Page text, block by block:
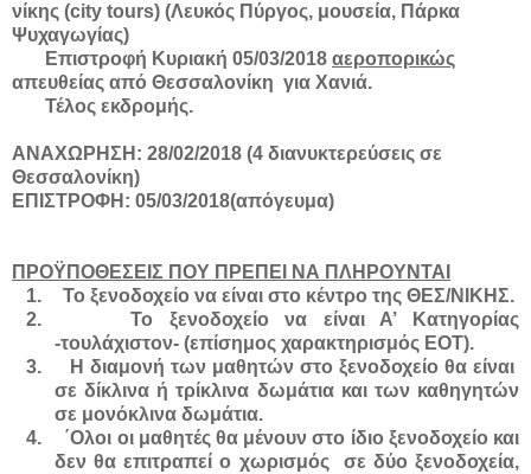
νίκης (city tours) (Λευκός Πύργος, μουσεία, Πάρκα
Ψυχαγωγίας)
Eπιστροφή Κυριακή 05/03/2018 αεροπορικώς
απευθείας από Θεσσαλονίκη για Χανιά.
Τέλος εκδρομής.
ΑΝΑΧΩΡΗΣΗ: 28/02/2018 (4 διανυκτερεύσεις σε
Θεσσαλονίκη)
ΕΠΙΣΤΡΟΦΗ: 05/03/2018(απόγευμα)
ΠΡΟΫΠΟΘΕΣΕΙΣ ΠΟΥ ΠΡΕΠΕΙ ΝΑ ΠΛΗΡΟΥΝΤΑΙ
1.
Το ξενοδοχείο να είναι στο κέντρο της ΘΕΣ/ΝΙΚΗΣ.
2.
Το ξενοδοχείο να είναι Α’ Κατηγορίας
-τουλάχιστον- (επίσημος χαρακτηρισμός ΕΟΤ).
3.
Η διαμονή των μαθητών στο ξενοδοχείο θα είναι
σε δίκλινα ή τρίκλινα δωμάτια και των καθηγητών
σε μονόκλινα δωμάτια.
4.
΄Ολοι οι μαθητές θα μένουν στο ίδιο ξενοδοχείο και
δεν θα επιτραπεί ο χωρισμός σε δύο ξενοδοχεία,